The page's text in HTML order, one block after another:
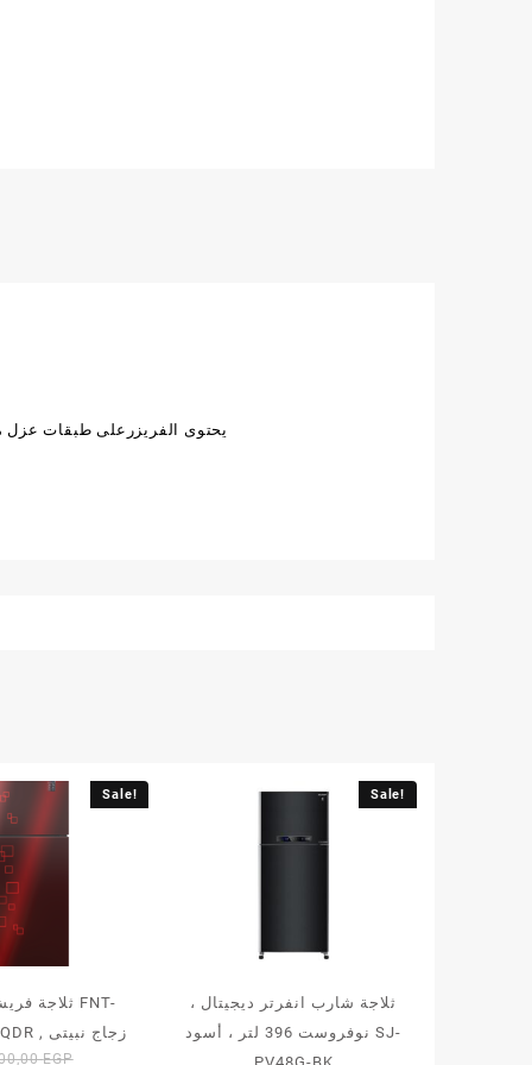
يحتوى الفريزرعلى طبقات عزل
Sale!
MR470YGQDR , زجاج نبيتى
EGP
Sale!
ثلاجة شارب انفرتر ديجيتال ،
نوفروست 396 لتر ، أسود SJ-